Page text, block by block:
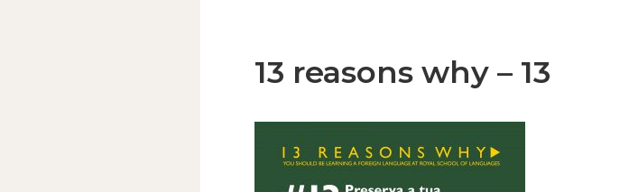
13 reasons why – 13